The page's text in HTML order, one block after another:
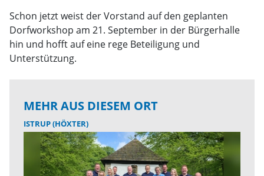
Schon jetzt weist der Vorstand auf den geplanten
Dorfworkshop am 21. September in der Bürgerhalle
hin und hofft auf eine rege Beteiligung und
Unterstützung.
MEHR AUS DIESEM ORT
ISTRUP (HÖXTER)